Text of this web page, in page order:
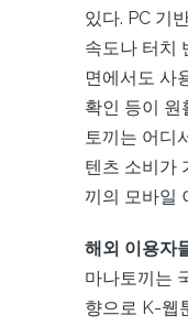
있다. PC 기
속도나 터치
면에서도 사
확인 등이 원
토끼는 어디
텐츠 소비가
끼의 모바일
해외 이용자
마나토끼는
향으로 K-웹